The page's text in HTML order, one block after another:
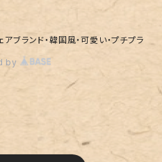
ランド・韓国風・可愛い・プチプラ
by